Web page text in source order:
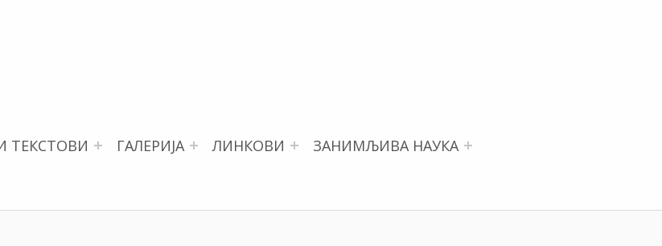
ТЕКСТОВИ ГАЛЕРИЈА ЛИНКОВИ ЗАНИМЉИВА НАУКА